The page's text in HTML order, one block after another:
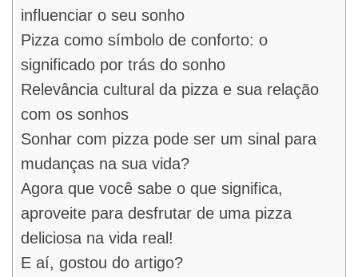
influenciar o seu sonho
Pizza como símbolo de conforto: o
significado por trás do sonho
Relevância cultural da pizza e sua relação
com os sonhos
Sonhar com pizza pode ser um sinal para
mudanças na sua vida?
Agora que você sabe o que significa,
aproveite para desfrutar de uma pizza
deliciosa na vida real!
E aí, gostou do artigo?